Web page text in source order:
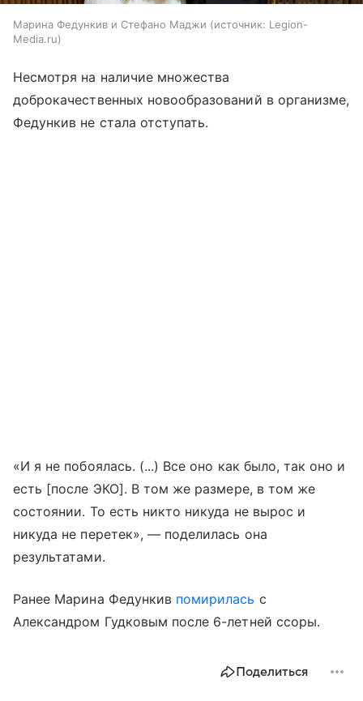
Марина Федункив и Стефано Маджи источник: Legion-
Media.ru
Несмотря на наличие множества
доброкачественных новообразований в организме,
Федункив не стала отступать.
«И я не побоялась. (...) Все оно как было, так оно и
есть [после ЭКО]. В том же размере, в том же
состоянии. То есть никто никуда не вырос и
никуда не перетек», — поделилась она
результатами.
Ранее Марина Федункив помирилась с
Александром Гудковым после 6-летней ссоры.
Поделиться